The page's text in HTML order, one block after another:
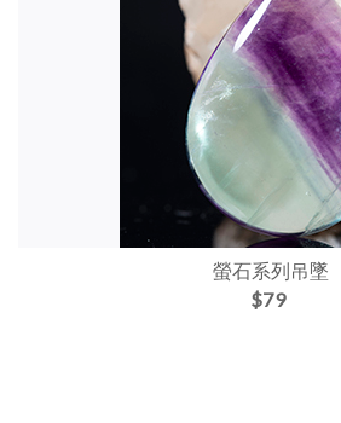
螢石系列吊墜
$79